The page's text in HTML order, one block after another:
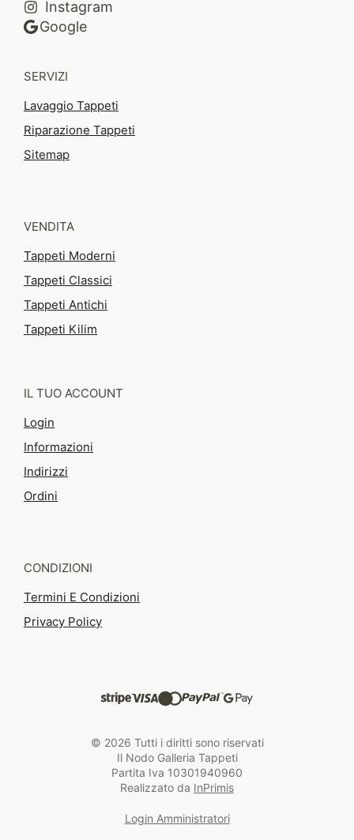
Instagram
Google
SERVIZI
Lavaggio Tappeti
Riparazione Tappeti
Sitemap
VENDITA
Tappeti Moderni
Tappeti Classici
Tappeti Antichi
Tappeti Kilim
IL TUO ACCOUNT
Login
Informazioni
Indirizzi
Ordini
CONDIZIONI
Termini E Condizioni
Privacy Policy
© 2026 Tutti i diritti sono riservati
Il Nodo Galleria Tappeti
Partita Iva 10301940960
Realizzato da InPrimis
Login Amministratori